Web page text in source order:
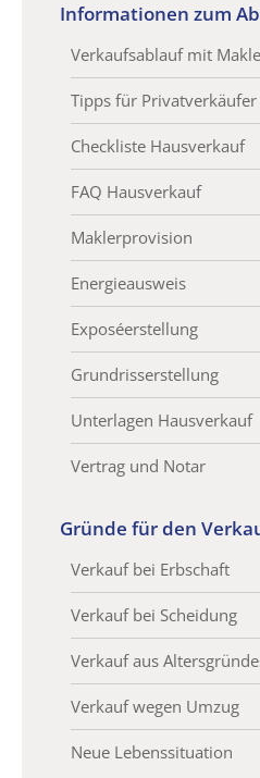
Informationen zum
Verkaufsablauf mit
Tipps für Privatverkäufer
Checkliste Hausverkauf
FAQ Hausverkauf
Maklerprovision
Energieausweis
Exposéerstellung
Grundrisserstellung
Unterlagen Hausverkauf
Vertrag und Notar
Gründe für den
Verkauf bei Erbschaft
Verkauf bei Scheidung
Verkauf aus
Verkauf wegen Umzug
Neue Lebenssituation